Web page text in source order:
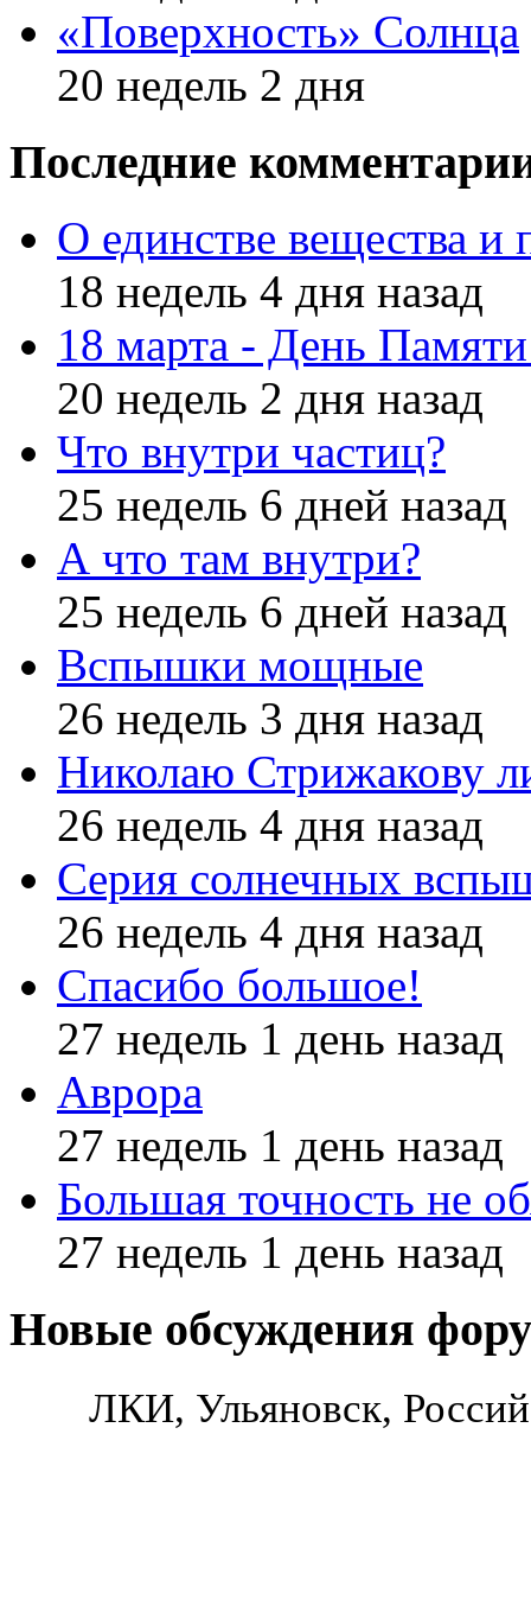
«Поверхность» Солнца
20 недель 2 дня
Последние
О единстве вещества и
18 недель 4 дня назад
18 марта - День
20 недель 2 дня назад
Что внутри частиц?
25 недель 6 дней назад
А что там внутри?
25 недель 6 дней назад
Вспышки мощные
26 недель 3 дня назад
Николаю Стрижакову
26 недель 4 дня назад
Серия солнечных
26 недель 4 дня назад
Спасибо большое!
27 недель 1 день назад
Аврора
27 недель 1 день назад
Большая точность не
27 недель 1 день назад
Новые обсуждения
ЛКИ, Ульяновск,